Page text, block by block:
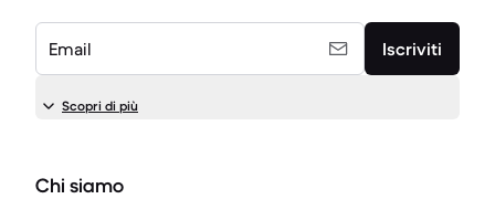
Email Iscriviti
Scopri di più
Chi siamo